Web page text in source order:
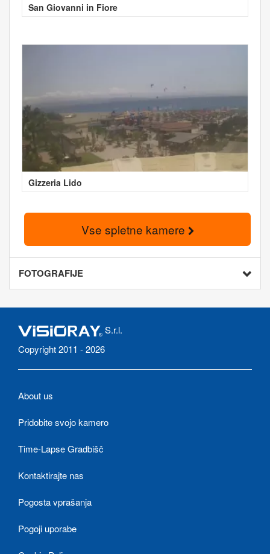
San Giovanni in Fiore
Gizzeria Lido
Vse spletne kamere
FOTOGRAFIJE
S.r.l.
Copyright 2011 - 2026
About us
Pridobite svojo kamero
Time-Lapse Gradbišč
Kontaktirajte nas
Pogosta vprašanja
Pogoji uporabe